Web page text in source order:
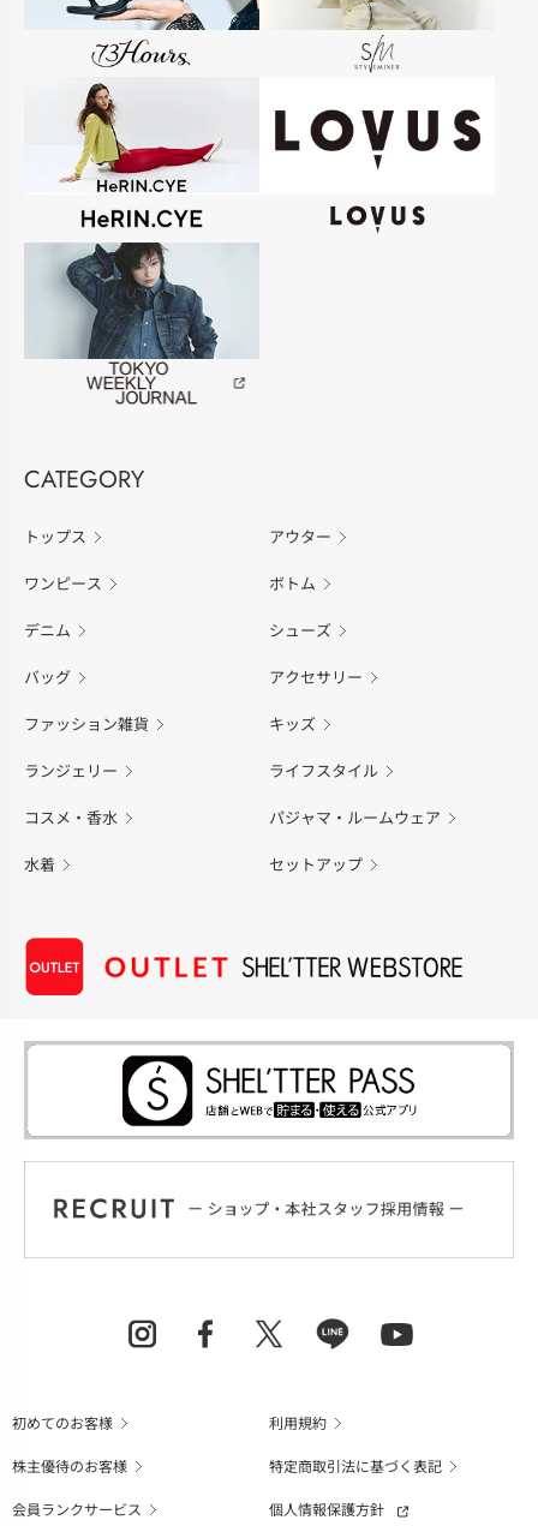
CATEGORY
トップス アウター
ワンピース ボトム
デニム シューズ
バッグ アクセサリー
ファッション雑貨 キッズ
ランジェリー ライフスタイル
コスメ・香水 パジャマ・ルームウェア
水着 セットアップ
初めてのお客様
利用規約
株主優待のお客様
特定商取引法に基づく表記
会員ランクサービス
個人情報保護方針